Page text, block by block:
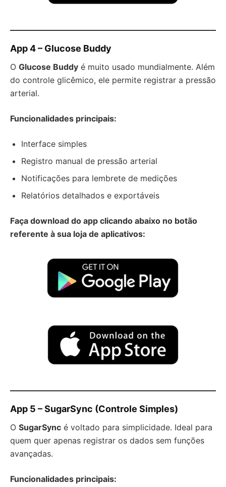
App 4 – Glucose Buddy
O Glucose Buddy é muito usado mundialmente. Além
do controle glicêmico, ele permite registrar a pressão
arterial.
Funcionalidades principais:
Interface simples
Registro manual de pressão arterial
Notificações para lembrete de medições
Relatórios detalhados e exportáveis
Faça download do app clicando abaixo no botão
referente à sua loja de aplicativos:
App 5 – SugarSync (Controle Simples)
O SugarSync é voltado para simplicidade. Ideal para
quem quer apenas registrar os dados sem funções
avançadas.
Funcionalidades principais: